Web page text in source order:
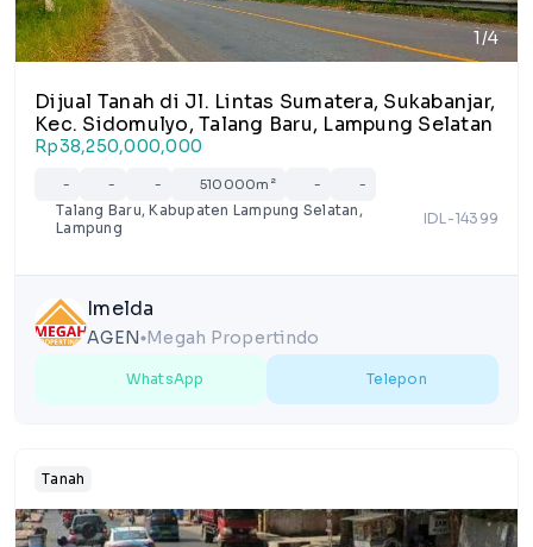
1/4
Dijual Tanah di Jl. Lintas Sumatera, Sukabanjar,
Kec. Sidomulyo, Talang Baru, Lampung Selatan
Rp38,250,000,000
- - - 510000m² - -
Talang Baru, Kabupaten Lampung Selatan,
Lampung
IDL-14399
Imelda
AGEN lens Megah Propertindo
WhatsApp Telepon
Tanah